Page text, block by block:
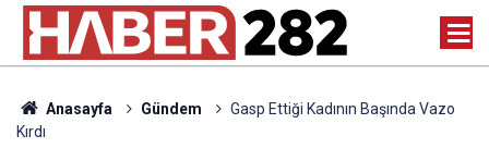
Anasayfa Gündem
Gasp Ettiği Kadının Başında Vazo
Kırdı